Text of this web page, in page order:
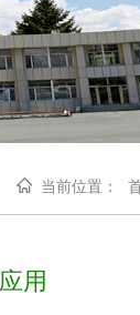
当前位置：
用